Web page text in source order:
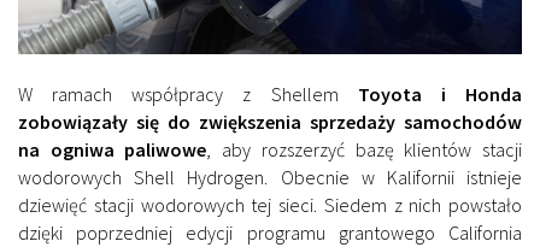
W ramach współpracy z Shellem Toyota i Honda
zobowiązały się do zwiększenia sprzedaży samochodów
na ogniwa paliwowe, aby rozszerzyć bazę klientów stacji
wodorowych Shell Hydrogen. Obecnie w Kalifornii istnieje
dziewięć stacji wodorowych tej sieci. Siedem z nich powstało
dzięki poprzedniej edycji programu grantowego California